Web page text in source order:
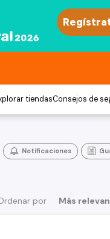
tiendasConsejos de
Notificaciones
por Más